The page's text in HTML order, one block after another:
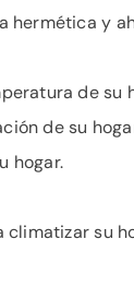
y
de
de su
hogar.
climatizar su